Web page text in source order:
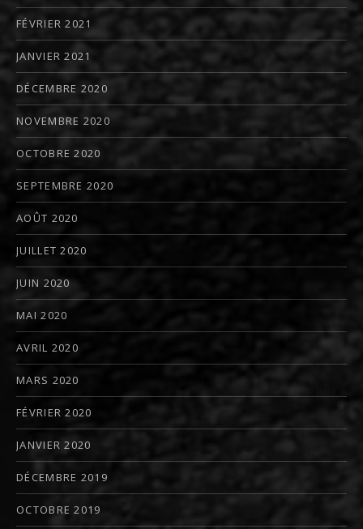
FÉVRIER 2021
JANVIER 2021
DÉCEMBRE 2020
NOVEMBRE 2020
OCTOBRE 2020
SEPTEMBRE 2020
AOÛT 2020
JUILLET 2020
JUIN 2020
MAI 2020
AVRIL 2020
MARS 2020
FÉVRIER 2020
JANVIER 2020
DÉCEMBRE 2019
OCTOBRE 2019